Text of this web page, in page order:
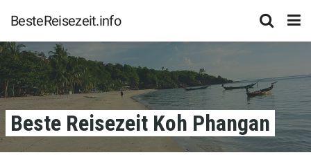
BesteReisezeit.info
Beste Reisezeit Koh Phangan